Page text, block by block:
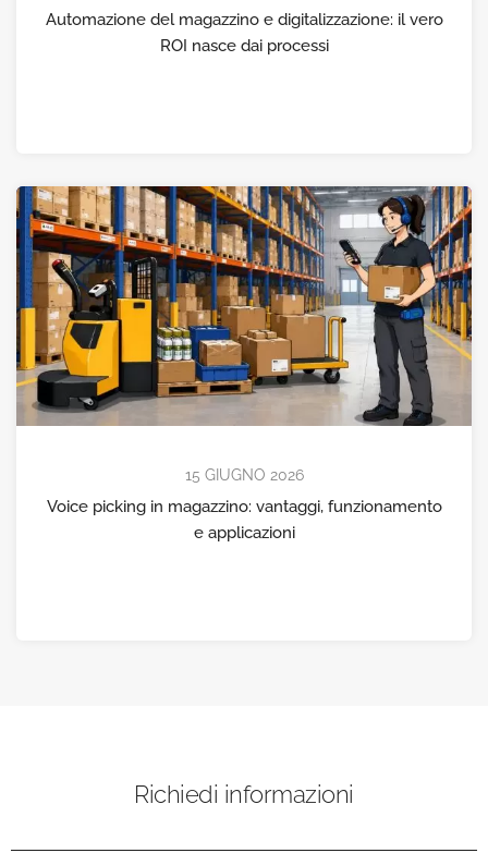
Automazione del magazzino e digitalizzazione: il vero
ROI nasce dai processi
15 GIUGNO 2026
Voice picking in magazzino: vantaggi, funzionamento
e applicazioni
Richiedi informazioni